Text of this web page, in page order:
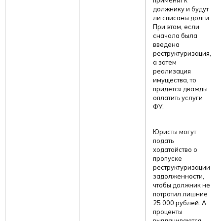
должнику и будут
ли списаны долги.
При этом, если
сначала была
введена
реструктуризация,
а затем
реализация
имущества, то
придется дважды
оплатить услуги
ФУ.
Юристы могут
подать
ходатайство о
пропуске
реструктуризации
задолженности,
чтобы должник не
потратил лишние
25 000 рублей. А
проценты